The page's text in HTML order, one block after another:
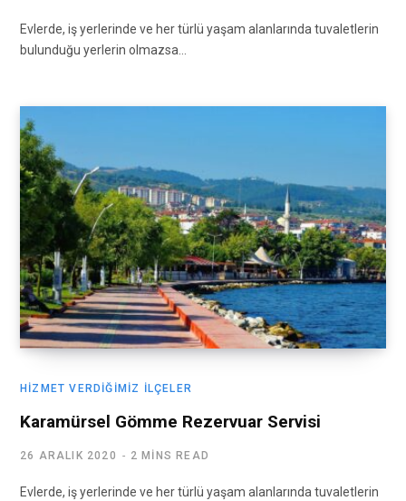
Evlerde, iş yerlerinde ve her türlü yaşam alanlarında tuvaletlerin
bulunduğu yerlerin olmazsa…
HIZMET VERDIĞIMIZ İLÇELER
Karamürsel Gömme Rezervuar Servisi
26 ARALIK 2020 2 MINS READ
Evlerde, iş yerlerinde ve her türlü yaşam alanlarında tuvaletlerin